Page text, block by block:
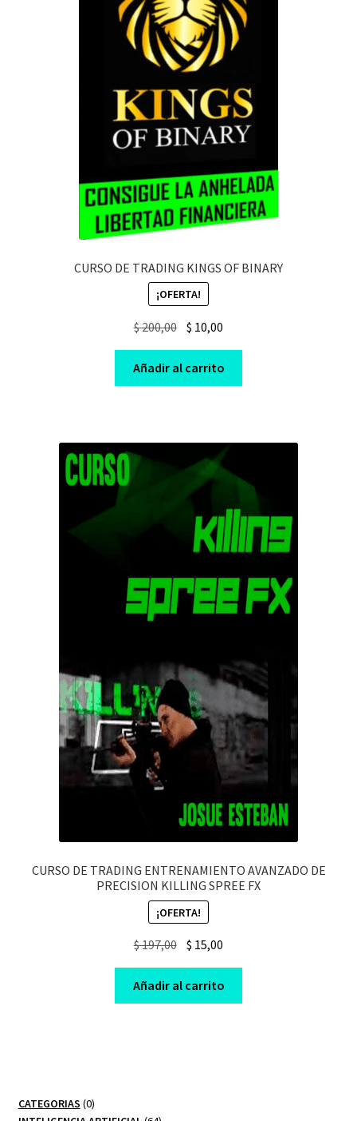
CURSO DE TRADING KINGS OF BINARY
¡OFERTA!
$200,00 Original
was:
$ 200,00.
$ 10,00
is:
$ 10,00.
Añadir al carrito
CURSO DE TRADING ENTRENAMIENTO AVANZADO DE
PRECISION KILLING SPREE FX
¡OFERTA!
$197,00 Original
price
was:
$ 197,00.
$ 15,00
price
is:
$ 15,00.
Añadir al carrito
CATEGORIAS 00